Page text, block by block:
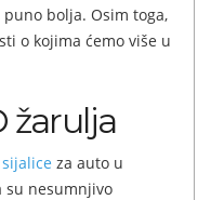
bolja. Osim toga,
o kojima ćemo više u
žarulja
za auto u
su nesumnjivo